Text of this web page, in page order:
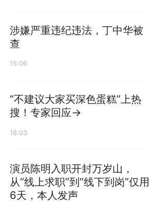
涉嫌严重违纪违法，丁中华被
查
15:06
“不建议大家买深色蛋糕”上热
搜！专家回应→
18:03
演员陈明入职开封万岁山，
从“线上求职”到“线下到岗”仅用
6天，本人发声